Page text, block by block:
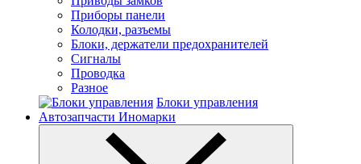
Приборы панели
Колодки, разъемы
Блоки, держатели предохранителей
Сигналы
Проводка
Разное
Блоки управления
Автозапчасти Иномарки